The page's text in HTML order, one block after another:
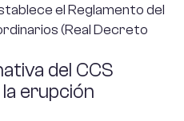
el Reglamento del
(Real Decreto
del CCS
erupción